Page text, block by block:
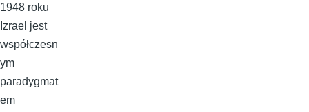
1948 roku
Izrael jest
współczesn
ym
paradygmat
em